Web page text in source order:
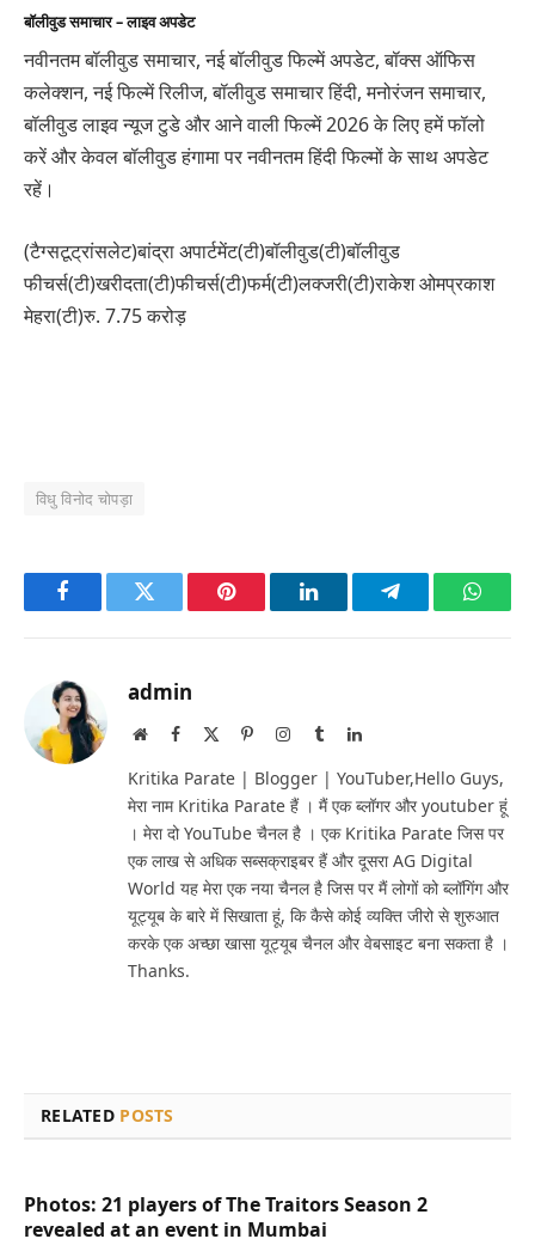
बॉलीवुड समाचार – लाइव अपडेट
नवीनतम बॉलीवुड समाचार, नई बॉलीवुड फिल्में अपडेट, बॉक्स ऑफिस
कलेक्शन, नई फिल्में रिलीज, बॉलीवुड समाचार हिंदी, मनोरंजन समाचार,
बॉलीवुड लाइव न्यूज टुडे और आने वाली फिल्में 2026 के लिए हमें फॉलो
करें और केवल बॉलीवुड हंगामा पर नवीनतम हिंदी फिल्मों के साथ अपडेट
रहें।
(टैग्सटूट्रांसलेट)बांद्रा अपार्टमेंट(टी)बॉलीवुड(टी)बॉलीवुड
फीचर्स(टी)खरीदता(टी)फीचर्स(टी)फर्म(टी)लक्जरी(टी)राकेश ओमप्रकाश
मेहरा(टी)रु. 7.75 करोड़
विधु विनोद चोपड़ा
FacebookTwitter Pinterest LinkedInTelegram
admin
WebsiteFacebook PinterestInstagram
TumblrLinkedIn
Kritika Parate | Blogger | YouTuber,Hello Guys,
मेरा नाम Kritika Parate हैं । मैं एक ब्लॉगर और youtuber हूं
। मेरा दो YouTube चैनल है । एक Kritika Parate जिस पर
एक लाख से अधिक सब्सक्राइबर हैं और दूसरा AG Digital
World यह मेरा एक नया चैनल है जिस पर मैं लोगों को ब्लॉगिंग और
यूट्यूब के बारे में सिखाता हूं, कि कैसे कोई व्यक्ति जीरो से शुरुआत
करके एक अच्छा खासा यूट्यूब चैनल और वेबसाइट बना सकता है ।
Thanks.
RELATED POSTS
Photos: 21 players of The Traitors Season 2
revealed at an event in Mumbai